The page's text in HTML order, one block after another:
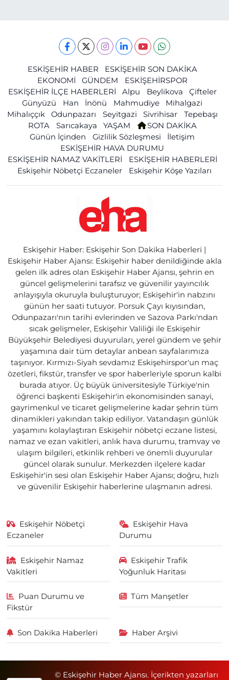
ESKİŞEHİR HABER
ESKİŞEHİR SON DAKİKA
EKONOMİ
GÜNDEM
ESKİŞEHİRSPOR
ESKİŞEHİR İLÇE HABERLERİ
Alpu Beylikova
Çifteler
Günyüzü
Han İnönü Mahmudiye
Mihalgazi
Mihalıççık
Odunpazarı Seyitgazi Sivrihisar
Tepebaşı
ROTA
Sarıcakaya YAŞAM
SON DAKİKA
Günün İçinden
Gizlilik Sözleşmesi
İletişim
ESKİŞEHİR HAVA DURUMU
ESKİŞEHİR NAMAZ VAKİTLERİ
ESKİŞEHİR HABERLERİ
Eskişehir Nöbetçi Eczaneler
Eskişehir Köşe Yazıları
Eskişehir Haber: Eskişehir Son Dakika Haberleri |
Eskişehir Haber Ajansı: Eskişehir haber denildiğinde akla
gelen ilk adres olan Eskişehir Haber Ajansı, şehrin en
güncel gelişmelerini tarafsız ve güvenilir yayıncılık
anlayışıyla okuruyla buluşturuyor; Eskişehir'in nabzını
günün her saati tutuyor. Porsuk Çayı kıyısından,
Odunpazarı'nın tarihi evlerinden ve Sazova Parkı'ndan
sıcak gelişmeler, Eskişehir Valiliği ile Eskişehir
Büyükşehir Belediyesi duyuruları, yerel gündem ve şehir
yaşamına dair tüm detaylar anbean sayfalarımıza
taşınıyor. Kırmızı-Siyah sevdamız Eskişehirspor'un maç
özetleri, fikstür, transfer ve spor haberleriyle sporun kalbi
burada atıyor. Üç büyük üniversitesiyle Türkiye'nin
öğrenci başkenti Eskişehir'in ekonomisinden sanayi,
gayrimenkul ve ticaret gelişmelerine kadar şehrin tüm
dinamikleri yakından takip ediliyor. Vatandaşın günlük
yaşamını kolaylaştıran Eskişehir nöbetçi eczane listesi,
namaz ve ezan vakitleri, anlık hava durumu, tramvay ve
ulaşım bilgileri, etkinlik rehberi ve önemli duyurular
güncel olarak sunulur. Merkezden ilçelere kadar
Eskişehir'in sesi olan Eskişehir Haber Ajansı; doğru, hızlı
ve güvenilir Eskişehir haberlerine ulaşmanın adresi.
Eskişehir Nöbetçi
Eczaneler
Eskişehir Hava
Durumu
Eskişehir Namaz
Vakitleri
Eskişehir Trafik
Yoğunluk Haritası
Puan Durumu ve
Fikstür
Tüm Manşetler
Son Dakika Haberleri Haber Arşivi
© Eskişehir Haber Ajansı. İçerikten yazarları